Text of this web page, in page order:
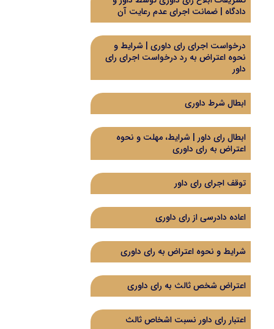
دادگاه | ضمانت اجرای عدم رعایت آن
درخواست اجرای رای داوری | شرایط و
نحوه اعتراض به رد درخواست اجرای رای
داور
ابطال شرط داوری
ابطال رای داور | شرایط، مهلت و نحوه
اعتراض به رای داوری
توقف اجرای رای داور
اعاده دادرسی از رای داوری
شرایط و نحوه اعتراض به رای داوری
اعتراض شخص ثالث به رای داوری
اعتبار رای داور نسبت اشخاص ثالث